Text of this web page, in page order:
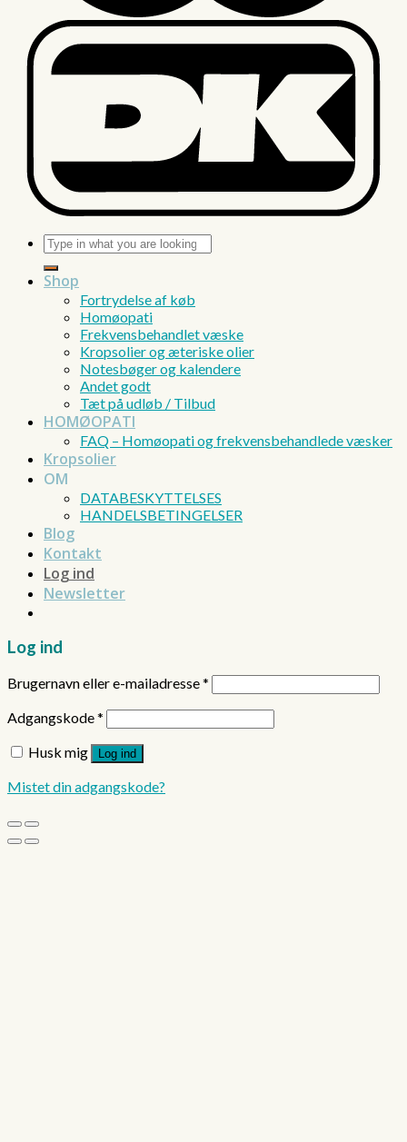
Søg
efter:
Shop
Fortrydelse af køb
Homøopati
Frekvensbehandlet væske
Kropsolier og æteriske olier
Notesbøger og kalendere
Andet godt
Tæt på udløb / Tilbud
HOMØOPATI
FAQ – Homøopati og frekvensbehandlede væsker
Kropsolier
OM
DATABESKYTTELSES
HANDELSBETINGELSER
Blog
Kontakt
Log ind
Newsletter
Log ind
Brugernavn eller e-mailadresse*
Adgangskode*
Husk mig
Log ind
Mistet din adgangskode?